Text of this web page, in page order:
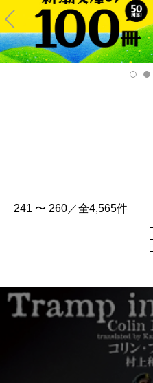
Pre
v
241 〜 260／全4,565件